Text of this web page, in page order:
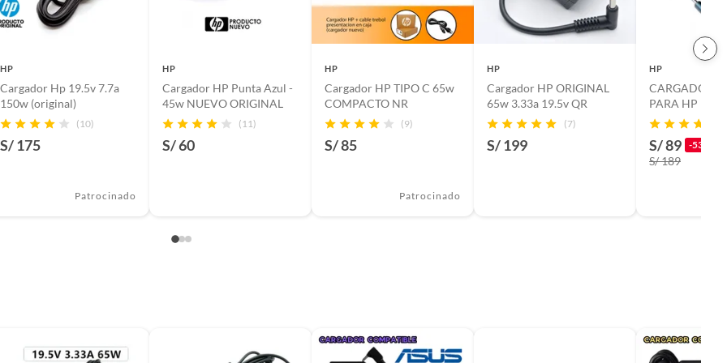
la entrega, siempre que el producto esté sin uso,
originales.
con el número de pedido y fotos del
HP
Cargador Hp 19.5v 7.7a
150w (original)
(10)
S/ 175
Patrocinado
HP
Cargador HP Punta Azul -
45w NUEVO ORIGINAL
(11)
S/ 60
HP
Cargador HP TIPO C 65w
COMPACTO NR
(9)
S/ 85
Patrocinado
HP
Cargador HP ORIGINAL
65w 3.33a 19.5v QR
(7)
S/ 199
HP
CARGADOR
PARA HP
PUNTA
S/ 89 -53%
S/ 189